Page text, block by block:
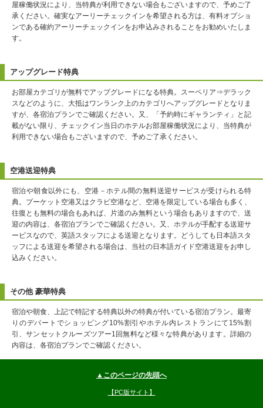
屋稼働状況により、当特典が利用できない場合もございますので、予めご了
承ください。確実なアーリーチェックインを希望される方は、有料オプショ
ンである確約アーリーチェックインをお申込みされることをお勧めいたしま
す。
アップグレード特典
お部屋カテゴリが無料でアップグレードになる特典。スーペリア⇒デラック
スなどのように、大抵はワンランク上のカテゴリへアップグレードとなりま
すが、各宿泊プランでご確認ください。又、「予約時にギャランティ」と記
載がない限り、チェックイン当日のホテルお部屋稼働状況により、当特典が
利用できない場合もございますので、予めご了承ください。
空港送迎特典
宿泊や朝食以外にも、空港－ホテル間の無料送迎サービスが受けられる特
典。プーケット空港又はクラビ空港など、空港を限定している場合も多く、
往復とも無料の場合もあれば、片道のみ無料という場合もありますので、送
迎の内容は、各宿泊プランでご確認ください。又、ホテルが手配する送迎サ
ービスなので、英語スタッフによる送迎となります。どうしても日本語スタ
ッフによる送迎を希望される場合は、当社の日本語ガイド空港送迎をお申し
込みください。
その他 豪華特典
宿泊や朝食、上記で特記する特典以外の特典が付いている宿泊プラン。最寄
りのデパートでショッピング10%割引やホテル内レストランにて15%割
引、サンセットクルーズツアー1回無料など様々な特典があります。詳細の
内容は、各宿泊プランでご確認ください。
▲このページの先頭へ
【PC版サイト】